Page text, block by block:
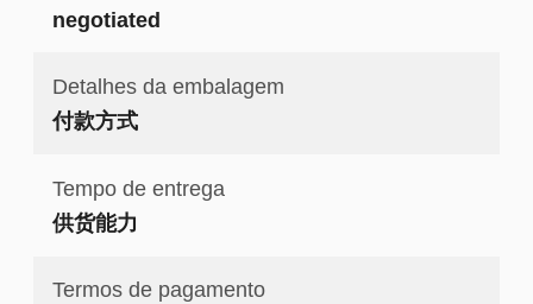
negotiated
Detalhes da embalagem
付款方式
Tempo de entrega
供货能力
Termos de pagamento